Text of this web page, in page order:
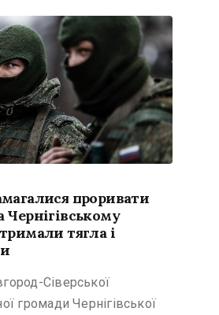
проривати
Чернігівському
тягла і
Сіверської
громади Чернігівської